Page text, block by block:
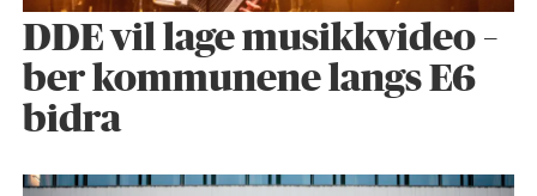
DDE vil lage musikkvideo –
ber kommunene langs E6
bidra